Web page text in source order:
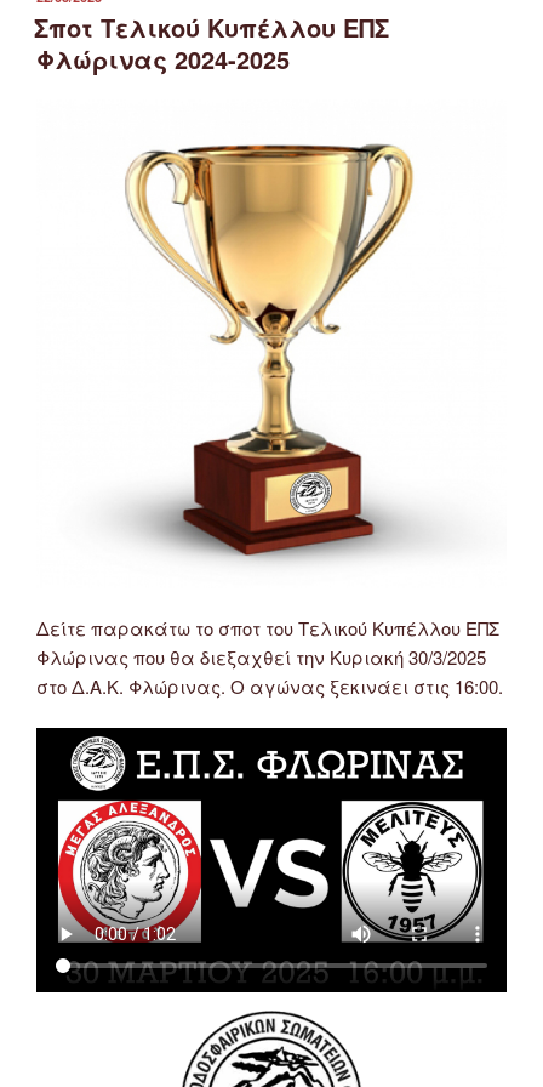
ΣΤΙΣ
Σποτ Τελικού Κυπέλλου ΕΠΣ
Φλώρινας 2024-2025
Δείτε παρακάτω το σποτ του Τελικού Κυπέλλου ΕΠΣ
Φλώρινας που θα διεξαχθεί την Κυριακή 30/3/2025
στο Δ.Α.Κ. Φλώρινας. Ο αγώνας ξεκινάει στις 16:00.